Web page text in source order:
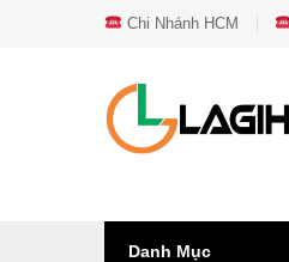
Chi Nhánh HCM
Danh Mục